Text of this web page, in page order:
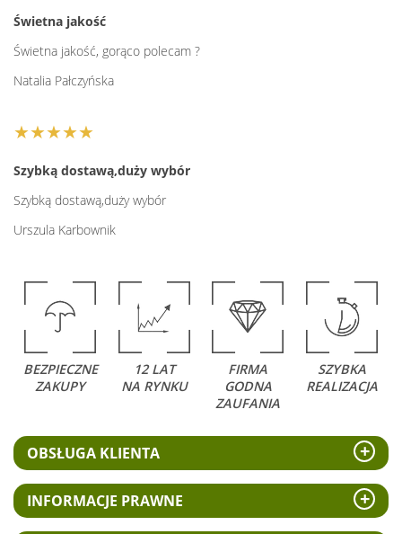
Świetna jakość
Świetna jakość, gorąco polecam ?
Natalia Pałczyńska
★★★★★
Szybką dostawą,duży wybór
Szybką dostawą,duży wybór
Urszula Karbownik
BEZPIECZNE
ZAKUPY
12 LAT
NA RYNKU
FIRMA
GODNA
ZAUFANIA
SZYBKA
REALIZACJA
OBSŁUGA KLIENTA
INFORMACJE PRAWNE